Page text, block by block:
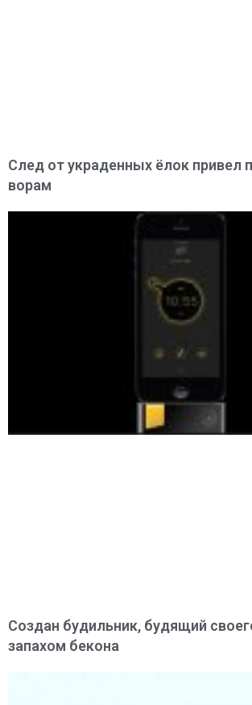
След от украденных ёлок привел
ворам
Создан будильник, будящий
запахом бекона